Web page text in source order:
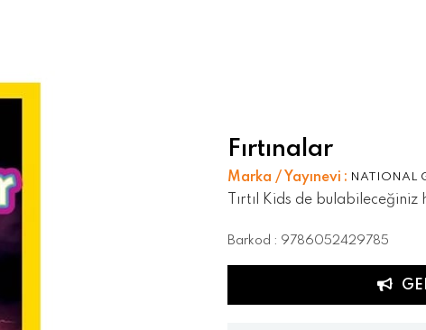
Fırtınalar
Marka / Yayınevi : NATIONAL
Tırtıl Kids de
Barkod : 9786052429785